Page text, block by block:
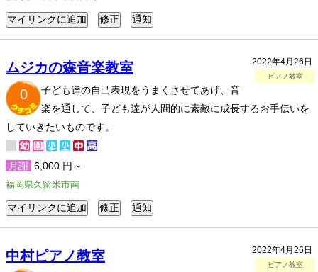
2022年4月26日
ピアノ教室
ムジカの森音楽教室
0
子ども達の自己表現をうまくさせてあげ、音
楽を通して、子ども達が人間的に素敵に成長するお手伝いを
していきたいものです。
月謝 6,000 円～
福岡県久留米市南
2022年4月26日
ピアノ教室
中村ピアノ教室